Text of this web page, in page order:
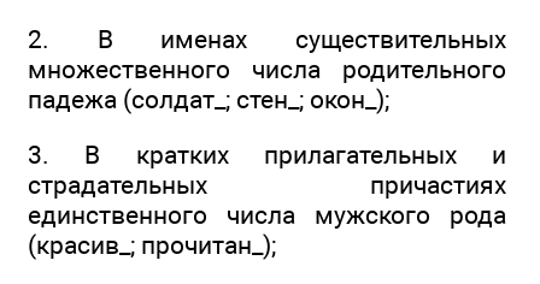
2. В именах существительных
множественного числа родительного
падежа (солдат_; стен_; окон_);
3. В кратких прилагательных и
страдательных причастиях
единственного числа мужского рода
(красив_; прочитан_);